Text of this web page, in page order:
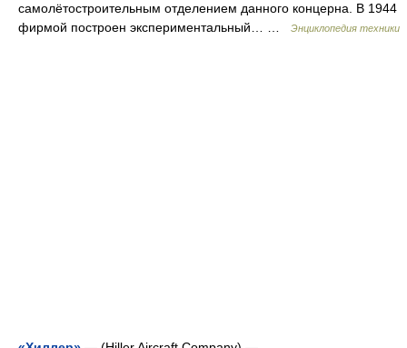
самолётостроительным отделением данного концерна. В 1944
фирмой построен экспериментальный… …
Энциклопедия техники